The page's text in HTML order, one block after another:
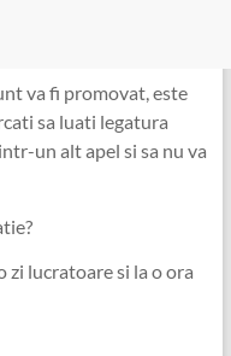
va fi promovat, este
sa luati legatura
un alt apel si sa nu va
lucratoare si la o ora